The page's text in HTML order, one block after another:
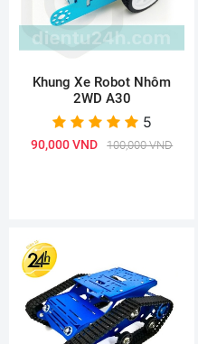
Khung Xe Robot Nhôm
2WD A30
5
90,000 VND 100,000 VND